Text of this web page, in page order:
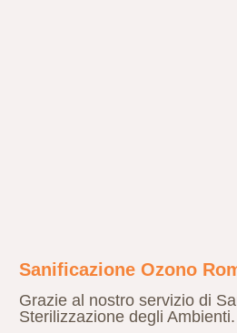
Sanificazione Ozono
Grazie al nostro servizio di
Sterilizzazione degli Ambienti.